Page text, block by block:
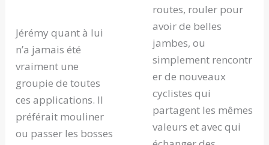
Jérémy quant à lui
n’a jamais été
vraiment une
groupie de toutes
ces applications. Il
préférait mouliner
ou passer les bosses
routes, rouler pour
avoir de belles
jambes, ou
simplement rencontr
er de nouveaux
cyclistes qui
partagent les mêmes
valeurs et avec qui